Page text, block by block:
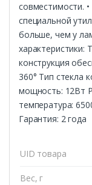
совместимости.
специальной
больше, чем у
характеристики:
конструкция
360° Тип стекла
мощность: 12Вт
температура:
Гарантия: 2 года
UID товара
Вес, г